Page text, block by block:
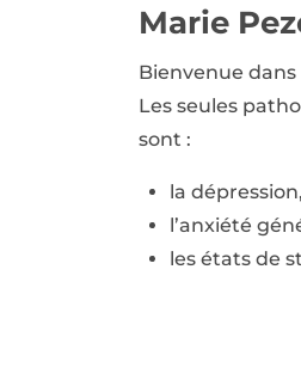
Marie
Bienvenue
Les seules
sont :
la dépression,
l’anxiété
les états de